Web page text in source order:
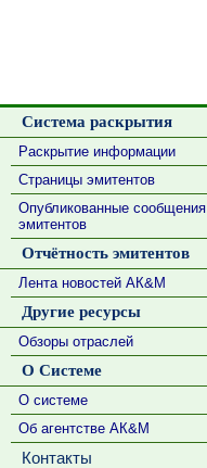
Система раскрытия
Раскрытие информации
Страницы эмитентов
Опубликованные сообщения
эмитентов
Отчётность эмитентов
Лента новостей АК&М
Другие ресурсы
Обзоры отраслей
О Системе
О системе
Об агентстве АК&М
Контакты